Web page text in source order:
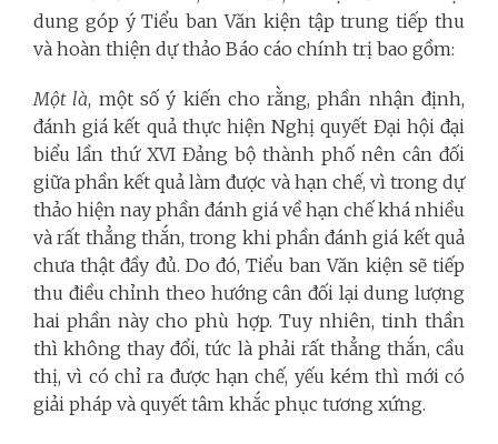
dung góp ý Tiểu ban Văn kiện tập trung tiếp thu
và hoàn thiện dự thảo Báo cáo chính trị bao gồm:
Một là, một số ý kiến cho rằng, phần nhận định,
đánh giá kết quả thực hiện Nghị quyết Đại hội đại
biểu lần thứ XVI Đảng bộ thành phố nên cân đối
giữa phần kết quả làm được và hạn chế, vì trong dự
thảo hiện nay phần đánh giá về hạn chế khá nhiều
và rất thẳng thắn, trong khi phần đánh giá kết quả
chưa thật đầy đủ. Do đó, Tiểu ban Văn kiện sẽ tiếp
thu điều chỉnh theo hướng cân đối lại dung lượng
hai phần này cho phù hợp. Tuy nhiên, tinh thần
thì không thay đổi, tức là phải rất thẳng thắn, cầu
thị, vì có chỉ ra được hạn chế, yếu kém thì mới có
giải pháp và quyết tâm khắc phục tương xứng.